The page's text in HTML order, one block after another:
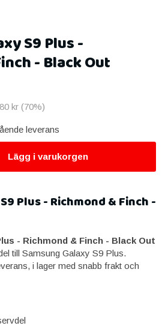
S9 Plus -
- Black Out
kr (70%)
leverans
Lägg i varukorgen
Plus - Richmond & Finch -
- Richmond & Finch - Black Out
till Samsung Galaxy S9 Plus.
i lager med snabb frakt och